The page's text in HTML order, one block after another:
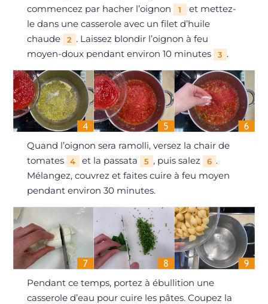
commencez par hacher l’oignon
1
et mettez-
le dans une casserole avec un filet d’huile
chaude
2 . Laissez blondir l’oignon à feu
moyen-doux pendant environ 10 minutes
3 .
Quand l’oignon sera ramolli, versez la chair de
tomates
4 et la passata 5 , puis salez 6 .
Mélangez, couvrez et faites cuire à feu moyen
pendant environ 30 minutes.
Pendant ce temps, portez à ébullition une
casserole d’eau pour cuire les pâtes. Coupez la